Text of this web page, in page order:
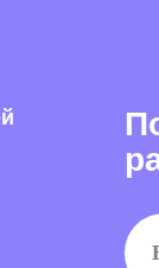
Раскрываем секреты
обуви из нового
российской обуви
Подписаться